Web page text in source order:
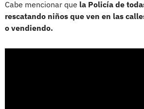
Cabe mencionar que la Policía de
rescatando niños que ven en las
o vendiendo.